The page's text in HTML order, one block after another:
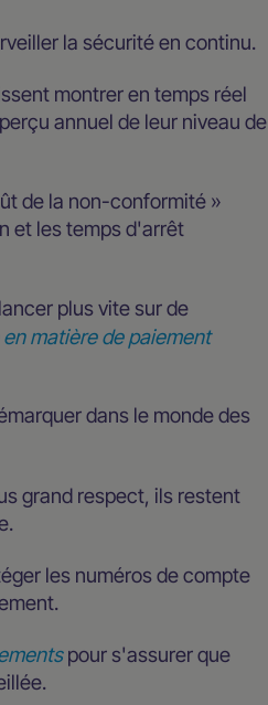
la sécurité en continu.
montrer en temps réel
annuel de leur niveau de
de la non-conformité »
et les temps d'arrêt
plus vite sur de
matière de paiement
dans le monde des
grand respect, ils restent
les numéros de compte
pour s'assurer que